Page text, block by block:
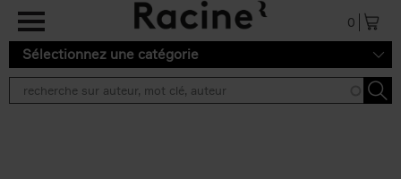
Aller au contenu principal
0
Sélectionnez une catégorie